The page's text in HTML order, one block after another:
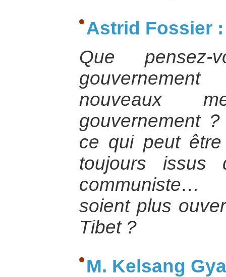
Astrid Fossier :
Que
nouveaux
gouvernement
ce qui peut
toujours issus
communiste…
soient plus
Tibet ?
M. Kelsang